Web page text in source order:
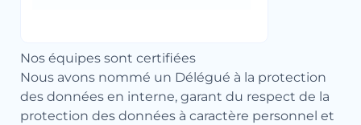
Nos équipes sont certifiées
Nous avons nommé un Délégué à la protection
des données en interne, garant du respect de la
protection des données à caractère personnel et